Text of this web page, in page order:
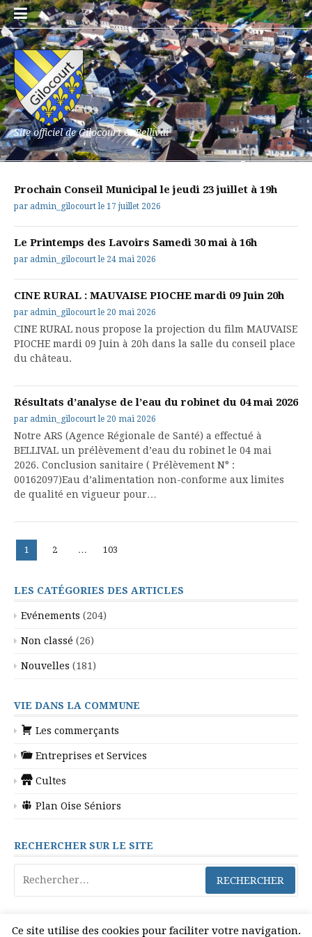
Aller
au
contenu
Site officiel de Gilocourt et Bellival
Prochain Conseil Municipal le jeudi 23 juillet à 19h
par admin_gilocourt le 17 juillet 2026
Le Printemps des Lavoirs Samedi 30 mai à 16h
par admin_gilocourt le 24 mai 2026
CINE RURAL : MAUVAISE PIOCHE mardi 09 Juin 20h
par admin_gilocourt le 20 mai 2026
CINE RURAL nous propose la projection du film MAUVAISE
PIOCHE mardi 09 Juin à 20h dans la salle du conseil place
du château.
Résultats d’analyse de l’eau du robinet du 04 mai 2026
par admin_gilocourt le 20 mai 2026
Notre ARS (Agence Régionale de Santé) a effectué à
BELLIVAL un prélèvement d’eau du robinet le 04 mai
2026. Conclusion sanitaire ( Prélèvement N° :
00162097)Eau d’alimentation non-conforme aux limites
de qualité en vigueur pour…
Pagination
des
publications
Page
1 Page
2 … Page
103
LES CATÉGORIES DES ARTICLES
Evénements (204)
Non classé (26)
Nouvelles (181)
VIE DANS LA COMMUNE
Les commerçants
Entreprises et Services
Cultes
Plan Oise Séniors
RECHERCHER SUR LE SITE
Ce site utilise des cookies pour faciliter votre navigation.